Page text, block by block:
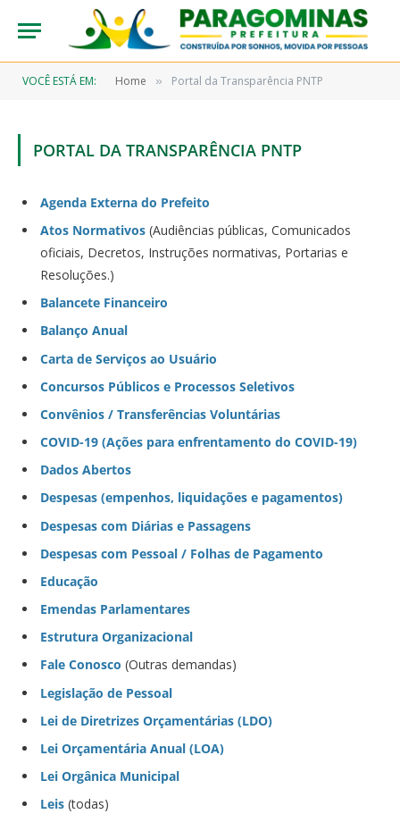
VOCÊ ESTÁ EM: Home » Portal da Transparência PNTP
PORTAL DA TRANSPARÊNCIA PNTP
Agenda Externa do Prefeito
Atos Normativos (Audiências públicas, Comunicados
oficiais, Decretos, Instruções normativas, Portarias e
Resoluções.)
Balancete Financeiro
Balanço Anual
Carta de Serviços ao Usuário
Concursos Públicos e Processos Seletivos
Convênios / Transferências Voluntárias
COVID-19 (Ações para enfrentamento do COVID-19)
Dados Abertos
Despesas (empenhos, liquidações e pagamentos)
Despesas com Diárias e Passagens
Despesas com Pessoal / Folhas de Pagamento
Educação
Emendas Parlamentares
Estrutura Organizacional
Fale Conosco (Outras demandas)
Legislação de Pessoal
Lei de Diretrizes Orçamentárias (LDO)
Lei Orçamentária Anual (LOA)
Lei Orgânica Municipal
Leis (todas)